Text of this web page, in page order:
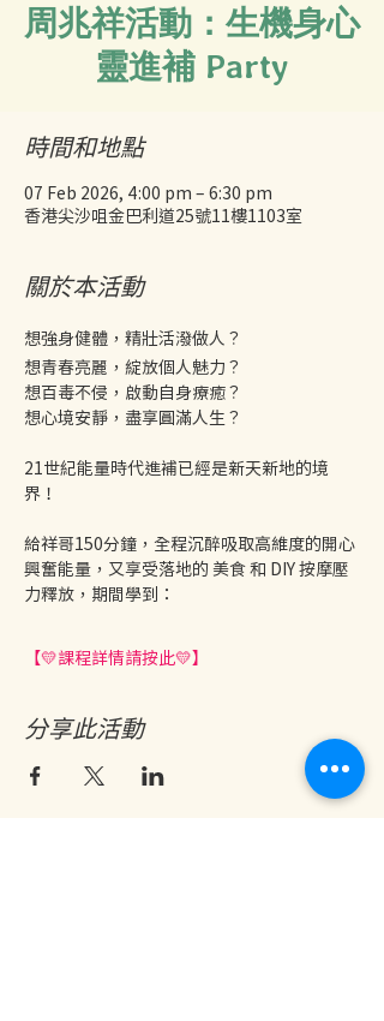
周兆祥活動：生機身心
靈進補 Party
時間和地點
07 Feb 2026, 4:00 pm – 6:30 pm
香港尖沙咀金巴利道25號11樓1103室
關於本活動
想強身健體，精壯活潑做人？
想青春亮麗，綻放個人魅力？
想百毒不侵，啟動自身療癒？
想心境安靜，盡享圓滿人生？
21世紀能量時代進補已經是新天新地的境
界！
給祥哥150分鐘，全程沉醉吸取高維度的開心
興奮能量，又享受落地的 美食 和 DIY 按摩壓
力釋放，期間學到：
【💛課程詳情請按此💛】
分享此活動